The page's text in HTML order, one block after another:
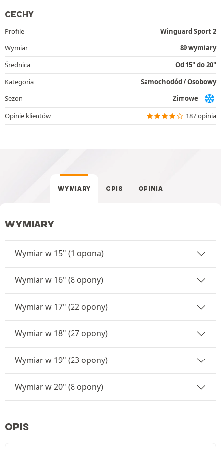
CECHY
Profile
Winguard Sport 2
Wymiar
89 wymiary
Średnica
Od 15" do 20"
Kategoria
Samochodód / Osobowy
Sezon
Zimowe
Opinie klientów
187 opinia
WYMIARY OPIS OPINIA
WYMIARY
Wymiar w 15" (1 opona)
Wymiar w 16" (8 opony)
Wymiar w 17" (22 opony)
Wymiar w 18" (27 opony)
Wymiar w 19" (23 opony)
Wymiar w 20" (8 opony)
OPIS